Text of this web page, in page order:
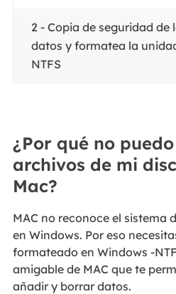
2 - Copia de seguridad de
datos y formatea la
NTFS
¿Por qué no
archivos de mi
Mac?
MAC no reconoce el sistema
en Windows. Por eso
formateado en Windows -
amigable de MAC que te
añadir y borrar datos.